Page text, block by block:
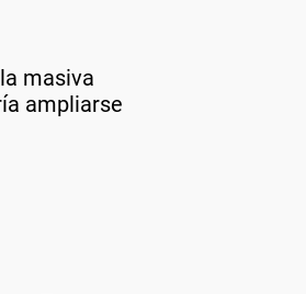
masiva
ampliarse